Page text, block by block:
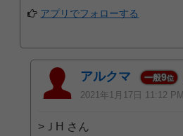
アプリでフォローする
アルクマ 一般9位
2021年1月17日 11:12 PM
>ＪH さん